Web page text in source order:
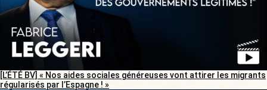
[L’ÉTÉ BV] « Nos aides sociales généreuses vont attirer les migrants
régularisés par l’Espagne ! »